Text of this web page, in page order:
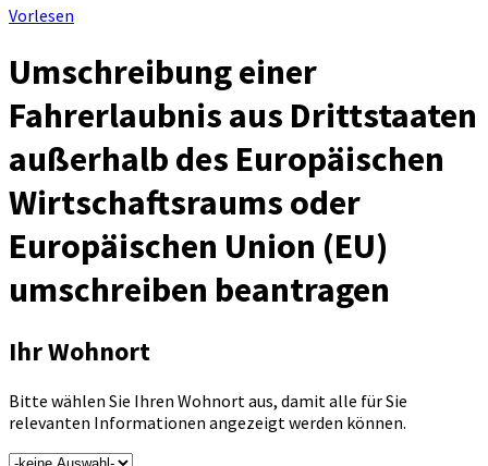
Vorlesen
Umschreibung einer
Fahrerlaubnis aus Drittstaaten
außerhalb des Europäischen
Wirtschaftsraums oder
Europäischen Union (EU)
umschreiben beantragen
Ihr Wohnort
Bitte wählen Sie Ihren Wohnort aus, damit alle für Sie
relevanten Informationen angezeigt werden können.